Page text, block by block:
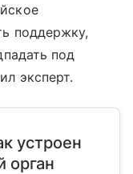
поддержку,
под
эксперт.
устроен
орган